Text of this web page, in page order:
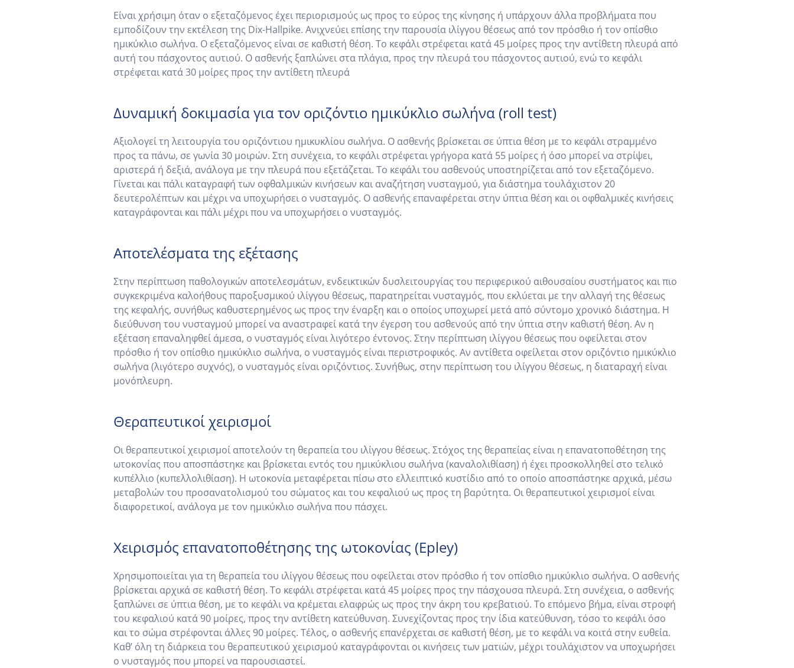
Είναι χρήσιμη όταν ο εξεταζόμενος έχει περιορισμούς ως προς το εύρος της κίνησης ή υπάρχουν άλλα προβλήματα που
εμποδίζουν την εκτέλεση της Dix-Hallpike. Ανιχνεύει επίσης την παρουσία ιλίγγου θέσεως από τον πρόσθιο ή τον οπίσθιο
ημικύκλιο σωλήνα. Ο εξεταζόμενος είναι σε καθιστή θέση. Το κεφάλι στρέφεται κατά 45 μοίρες προς την αντίθετη πλευρά από
αυτή του πάσχοντος αυτιού. Ο ασθενής ξαπλώνει στα πλάγια, προς την πλευρά του πάσχοντος αυτιού, ενώ το κεφάλι
στρέφεται κατά 30 μοίρες προς την αντίθετη πλευρά
Δυναμική δοκιμασία για τον οριζόντιο ημικύκλιο σωλήνα (roll test)
Αξιολογεί τη λειτουργία του οριζόντιου ημικυκλίου σωλήνα. Ο ασθενής βρίσκεται σε ύπτια θέση με το κεφάλι στραμμένο
προς τα πάνω, σε γωνία 30 μοιρών. Στη συνέχεια, το κεφάλι στρέφεται γρήγορα κατά 55 μοίρες ή όσο μπορεί να στρίψει,
αριστερά ή δεξιά, ανάλογα με την πλευρά που εξετάζεται. Το κεφάλι του ασθενούς υποστηρίζεται από τον εξεταζόμενο.
Γίνεται και πάλι καταγραφή των οφθαλμικών κινήσεων και αναζήτηση νυσταγμού, για διάστημα τουλάχιστον 20
δευτερολέπτων και μέχρι να υποχωρήσει ο νυσταγμός. Ο ασθενής επαναφέρεται στην ύπτια θέση και οι οφθαλμικές κινήσεις
καταγράφονται και πάλι μέχρι που να υποχωρήσει ο νυσταγμός.
Αποτελέσματα της εξέτασης
Στην περίπτωση παθολογικών αποτελεσμάτων, ενδεικτικών δυσλειτουργίας του περιφερικού αιθουσαίου συστήματος και πιο
συγκεκριμένα καλοήθους παροξυσμικού ιλίγγου θέσεως, παρατηρείται νυσταγμός, που εκλύεται με την αλλαγή της θέσεως
της κεφαλής, συνήθως καθυστερημένος ως προς την έναρξη και ο οποίος υποχωρεί μετά από σύντομο χρονικό διάστημα. Η
διεύθυνση του νυσταγμού μπορεί να αναστραφεί κατά την έγερση του ασθενούς από την ύπτια στην καθιστή θέση. Αν η
εξέταση επαναληφθεί άμεσα, ο νυσταγμός είναι λιγότερο έντονος. Στην περίπτωση ιλίγγου θέσεως που οφείλεται στον
πρόσθιο ή τον οπίσθιο ημικύκλιο σωλήνα, ο νυσταγμός είναι περιστροφικός. Αν αντίθετα οφείλεται στον οριζόντιο ημικύκλιο
σωλήνα (λιγότερο συχνός), ο νυσταγμός είναι οριζόντιος. Συνήθως, στην περίπτωση του ιλίγγου θέσεως, η διαταραχή είναι
μονόπλευρη.
Θεραπευτικοί χειρισμοί
Οι θεραπευτικοί χειρισμοί αποτελούν τη θεραπεία του ιλίγγου θέσεως. Στόχος της θεραπείας είναι η επανατοποθέτηση της
ωτοκονίας που αποσπάστηκε και βρίσκεται εντός του ημικύκλιου σωλήνα (καναλολιθίαση) ή έχει προσκολληθεί στο τελικό
κυπέλλιο (κυπελλολιθίαση). Η ωτοκονία μεταφέρεται πίσω στο ελλειπτικό κυστίδιο από το οποίο αποσπάστηκε αρχικά, μέσω
μεταβολών του προσανατολισμού του σώματος και του κεφαλιού ως προς τη βαρύτητα. Οι θεραπευτικοί χειρισμοί είναι
διαφορετικοί, ανάλογα με τον ημικύκλιο σωλήνα που πάσχει.
Χειρισμός επανατοποθέτησης της ωτοκονίας (Epley)
Χρησιμοποιείται για τη θεραπεία του ιλίγγου θέσεως που οφείλεται στον πρόσθιο ή τον οπίσθιο ημικύκλιο σωλήνα. Ο ασθενής
βρίσκεται αρχικά σε καθιστή θέση. Το κεφάλι στρέφεται κατά 45 μοίρες προς την πάσχουσα πλευρά. Στη συνέχεια, ο ασθενής
ξαπλώνει σε ύπτια θέση, με το κεφάλι να κρέμεται ελαφρώς ως προς την άκρη του κρεβατιού. Το επόμενο βήμα, είναι στροφή
του κεφαλιού κατά 90 μοίρες, προς την αντίθετη κατεύθυνση. Συνεχίζοντας προς την ίδια κατεύθυνση, τόσο το κεφάλι όσο
και το σώμα στρέφονται άλλες 90 μοίρες. Τέλος, ο ασθενής επανέρχεται σε καθιστή θέση, με το κεφάλι να κοιτά στην ευθεία.
Καθ’ όλη τη διάρκεια του θεραπευτικού χειρισμού καταγράφονται οι κινήσεις των ματιών, μέχρι τουλάχιστον να υποχωρήσει
ο νυσταγμός που μπορεί να παρουσιαστεί.